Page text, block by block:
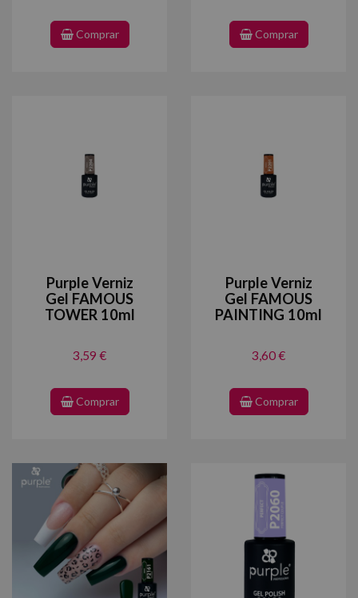
Comprar Comprar
Purple Verniz
Gel FAMOUS
TOWER 10ml
3,59 €
Comprar
Purple Verniz
Gel FAMOUS
PAINTING 10ml
3,60 €
Comprar